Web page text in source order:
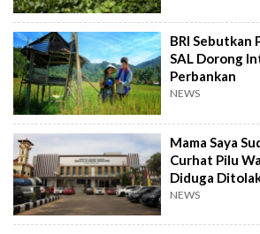
BRI Sebutkan
SAL Dorong
Perbankan
NEWS
Mama Saya
Curhat Pilu
Diduga
NEWS